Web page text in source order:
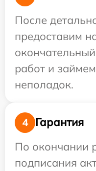
После
предоставим
работ и
неполадок.
4
Гарантия
По окончании
подписания